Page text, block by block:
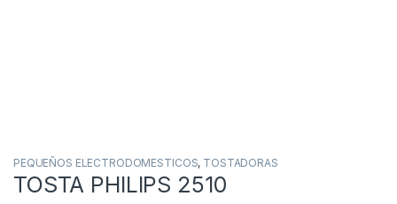
PEQUEÑOS ELECTRODOMESTICOS, TOSTADORAS
TOSTA PHILIPS 2510